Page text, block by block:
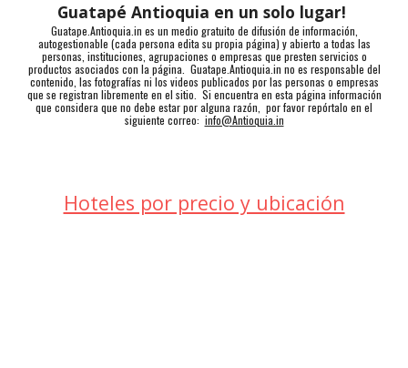
Guatapé Antioquia en un solo lugar!
Guatape.Antioquia.in es un medio gratuito de difusión de información,
autogestionable (cada persona edita su propia página) y abierto a todas las
personas, instituciones, agrupaciones o empresas que presten servicios o
productos asociados con la página. Guatape.Antioquia.in no es responsable del
contenido, las fotografías ni los videos publicados por las personas o empresas
que se registran libremente en el sitio. Si encuentra en esta página información
que considera que no debe estar por alguna razón, por favor repórtalo en el
siguiente correo: info@Antioquia.in
Hoteles por precio y ubicación